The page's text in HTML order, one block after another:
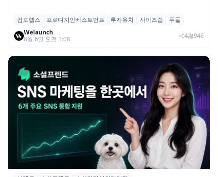
컴포랩스, 프로디지인베스트먼트로부터 시
드 투자 유치
컴포랩스 프로디지인베스트먼트 투자유치 사이즈랩
두들
Welaunch
8월 6일 오전 1:08
4 946